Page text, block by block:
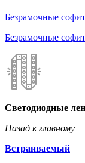
Безрамочные
Безрамочные
Светодиодные
Назад к главному
Встраиваемый